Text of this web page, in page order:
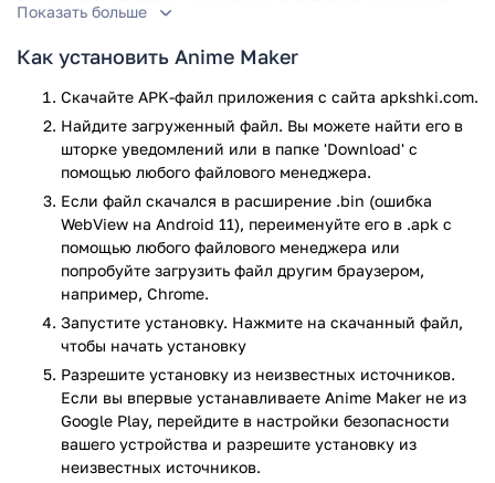
Maker
Не смотря на название приложения, оно может
использоваться отнюдь не только для рисования аниме. В
первую очередь, приложение предназначено для создания
покадровой анимации. Начните собственный проект и
создавайте рисунки любой сложности. Нарисуйте нужное
количество кадров, используя все необходимые для этого
инструменты, после чего останется только добавить фон,
настроить скорость смены кадров и экспортировать ваше
творение, либо загрузить его в приложение, где его смогут
оценить другие пользователи.
Особенности и возможности
приложения:
Удобное рисование на экране мобильного
устройства.
Добавление новых кадров, всего одним тапом.
Отображение силуэта рисунка с предыдущего кадра.
Показать больше
Как установить Anime Maker
Скачайте APK-файл приложения с сайта apkshki.com.
Найдите загруженный файл. Вы можете найти его в
шторке уведомлений или в папке 'Download' с
помощью любого файлового менеджера.
Если файл скачался в расширение .bin (ошибка
WebView на Android 11), переименуйте его в .apk с
помощью любого файлового менеджера или
попробуйте загрузить файл другим браузером,
например, Chrome.
Запустите установку. Нажмите на скачанный файл,
чтобы начать установку
Разрешите установку из неизвестных источников.
Если вы впервые устанавливаете Anime Maker не из
Google Play, перейдите в настройки безопасности
вашего устройства и разрешите установку из
неизвестных источников.